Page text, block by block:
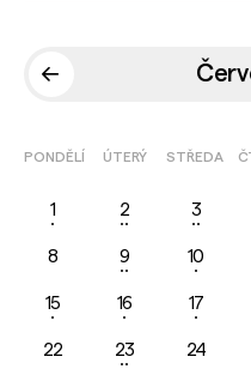
PONDĚLÍ ÚTERÝ STŘEDA
1 2 3
8 9 10
15 16 17
22 23 24